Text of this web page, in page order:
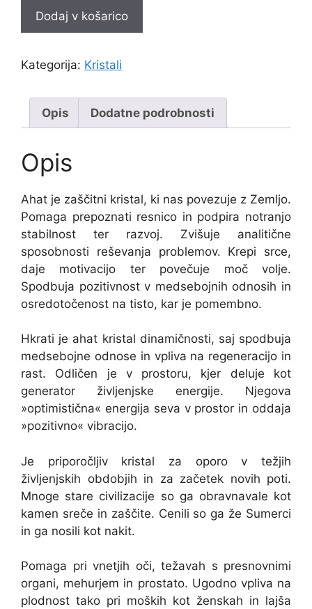
Ahat
količina
Dodaj v košarico
Kategorija: Kristali
Opis Dodatne podrobnosti
Opis
Ahat je zaščitni kristal, ki nas povezuje z Zemljo.
Pomaga prepoznati resnico in podpira notranjo
stabilnost ter razvoj. Zvišuje analitične
sposobnosti reševanja problemov. Krepi srce,
daje motivacijo ter povečuje moč volje.
Spodbuja pozitivnost v medsebojnih odnosih in
osredotočenost na tisto, kar je pomembno.
Hkrati je ahat kristal dinamičnosti, saj spodbuja
medsebojne odnose in vpliva na regeneracijo in
rast. Odličen je v prostoru, kjer deluje kot
generator življenjske energije. Njegova
»optimistična« energija seva v prostor in oddaja
»pozitivno« vibracijo.
Je priporočljiv kristal za oporo v težjih
življenjskih obdobjih in za začetek novih poti.
Mnoge stare civilizacije so ga obravnavale kot
kamen sreče in zaščite. Cenili so ga že Sumerci
in ga nosili kot nakit.
Pomaga pri vnetjih oči, težavah s presnovnimi
organi, mehurjem in prostato. Ugodno vpliva na
plodnost tako pri moških kot ženskah in lajša